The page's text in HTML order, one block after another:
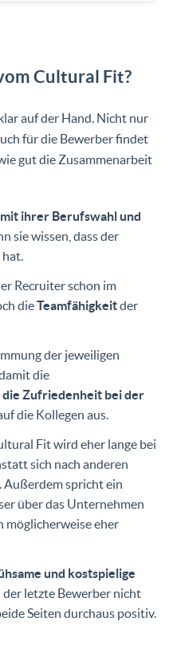
Cultural Fit?
auf der Hand. Nicht nur
für die Bewerber findet
gut die Zusammenarbeit
ihrer Berufswahl und
sie wissen, dass der
Recruiter schon im
dieTeamfähigkeitder
der jeweiligen
die
die Zufriedenheit bei der
die Kollegen aus.
Fit wird eher lange bei
sich nach anderen
Außerdem spricht ein
über das Unternehmen
möglicherweise eher
und kostspielige
der letzte Bewerber nicht
Seiten durchaus positiv.